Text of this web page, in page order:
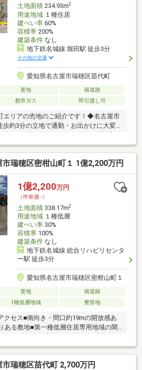
土地面積234.93m2
用途地域１種住居
建ぺい率60%
容積率200%
建築条件なし
地下鉄名城線 堀田駅 徒歩3分
その他の交通
愛知県名古屋市瑞穂区苗代町
更地
南道路
都市ガス 即引渡し可
リアの売地のご紹介です！◆名古屋市
約3分の立地で通勤・お出かけに大変便
234平米（約71坪）ございます◆プラ
す◆建築条件はございません！お好きな
をお選びいただけます！◆ご家族の理想
実現ください！◆「穂波小学校」まで徒
お子様も無理なく通学できます◆「田
◆お買い物に便利！「フィール 堀田
ァミリーマート 堀田駅前店」まで徒
続公園」まで徒歩約15分！
瑞穂区密柑山町１ 1億2,200万円
1億2,200万円
（坪単価:-）
土地面積338.17m2
用途地域１種低層
建ぺい率30%
容積率100%
建築条件なし
地下鉄名城線 総合リハビリセンタ
ー駅 徒歩3分
愛知県名古屋市瑞穂区密柑山町１
更地
南道路
1種低層地域 整形地
クセス■南向き・間口約19mの開放感あ
ある敷地■第一種低層住居専用地域の閑
カーで建築可能■平坦地のため建築計画
瑞穂区苗代町 2,700万円